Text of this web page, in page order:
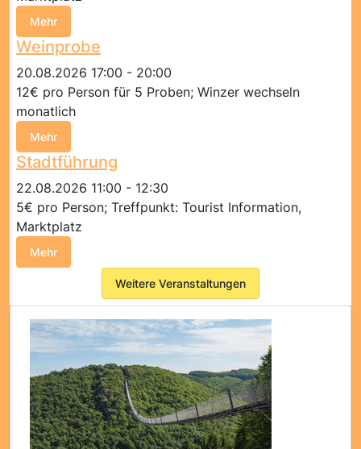
Mehr
Weinprobe
20.08.2026 17:00 - 20:00
12€ pro Person für 5 Proben; Winzer wechseln
monatlich
Mehr
Stadtführung
22.08.2026 11:00 - 12:30
5€ pro Person; Treffpunkt: Tourist Information,
Marktplatz
Mehr
Weitere Veranstaltungen